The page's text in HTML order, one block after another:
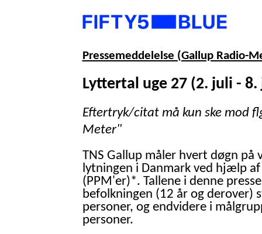
Pressemeddelelse (Gallup Radio-
Lyttertal uge 27 (2. juli -
Eftertryk/citat må kun ske mod
Meter"
TNS Gallup måler hvert døgn på
lytningen i Danmark ved hjælp
(PPM'er)*. Tallene i denne
befolkningen (12 år og derover)
personer, og endvidere i
personer.